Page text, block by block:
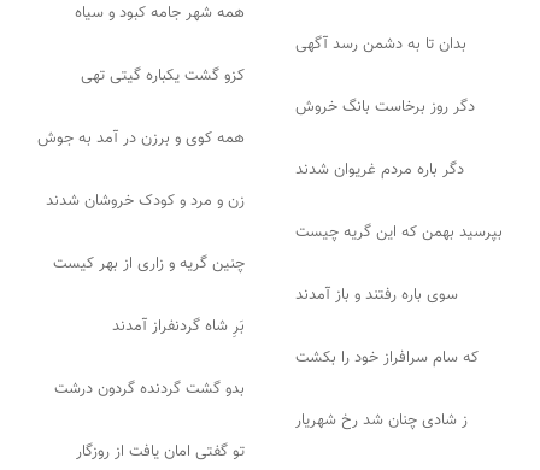
همه شهر جامه کبود و سیاه
بدان تا به دشمن رسد آگهی
کزو گشت یکباره گیتی تهی
دگر روز برخاست بانگ خروش
همه کوی و برزن در آمد به جوش
دگر باره مردم غریوان شدند
زن و مرد و کودک خروشان شدند
بپرسید بهمن که این گریه چیست
چنین گریه و زاری از بهر کیست
سوی باره رفتند و باز آمدند
بَرِ شاه گردنفراز آمدند
که سام سرافراز خود را بکشت
بدو گشت گردنده گردون درشت
ز شادی چنان شد رخ شهریار
تو گفتی امان یافت از روزگار